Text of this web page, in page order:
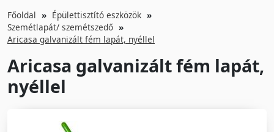
Főoldal
Épülettisztító eszközök
Szemétlapát/ szemétszedő
Aricasa galvanizált fém lapát, nyéllel
Aricasa galvanizált fém lapát,
nyéllel